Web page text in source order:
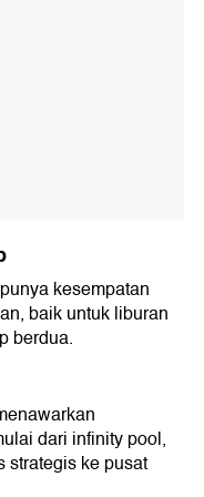
kesempatan
baik untuk liburan
berdua.
dari infinity pool,
strategis ke pusat